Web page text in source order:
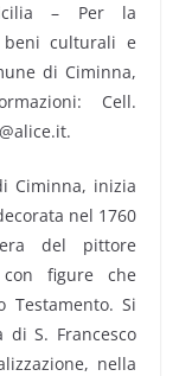
– Per la
beni culturali e
di Ciminna,
Cell.
Ciminna, inizia
nel 1760
del pittore
figure che
Testamento. Si
S. Francesco
nella